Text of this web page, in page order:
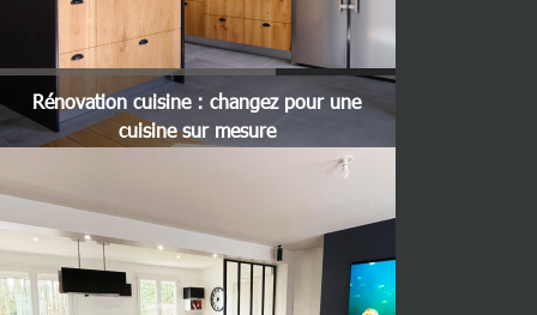
Rénovation cuisine : changez pour une
cuisine sur mesure